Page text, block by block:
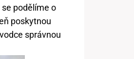
podělíme o
poskytnou
správnou